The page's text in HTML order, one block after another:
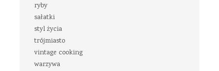
ryby
sałatki
styl życia
trójmiasto
vintage cooking
warzywa